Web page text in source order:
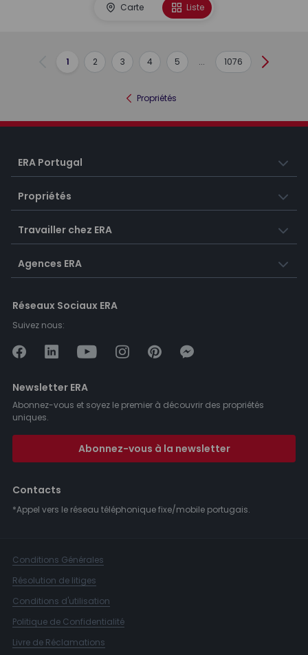
Carte Liste
Précédent
1 2 3 4 5 ... 1076 Suivant
Propriétés
ERA Portugal
Propriétés
Travailler chez ERA
Agences ERA
Réseaux Sociaux ERA
Suivez nous:
Newsletter ERA
Abonnez-vous et soyez le premier à découvrir des propriétés
uniques.
Abonnez-vous à la newsletter
Contacts
*Appel vers le réseau téléphonique fixe/mobile portugais.
Conditions Générales
Résolution de litiges
Conditions d'utilisation
Politique de Confidentialité
Livre de Réclamations